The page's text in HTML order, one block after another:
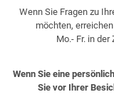
Wenn Sie Fragen zu
möchten,
Mo.- Fr. in der
Wenn Sie eine
Sie vor Ihrer